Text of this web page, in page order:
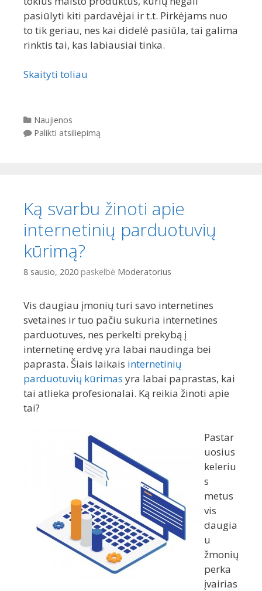
pasiūlyti kiti pardavėjai ir t.t. Pirkėjams nuo
to tik geriau, nes kai didelė pasiūla, tai galima
rinktis tai, kas labiausiai tinka.
Skaityti toliau
Kategorijos
Naujienos
Palikti atsiliepimą
Ką svarbu žinoti apie
internetinių parduotuvių
kūrimą?
8 sausio, 2020 paskelbė Moderatorius
Vis daugiau įmonių turi savo internetines
svetaines ir tuo pačiu sukuria internetines
parduotuves, nes perkelti prekybą į
internetinę erdvę yra labai naudinga bei
paprasta. Šiais laikais internetinių
parduotuvių kūrimas yra labai paprastas, kai
tai atlieka profesionalai. Ką reikia žinoti apie
tai?
Pastar
uosius
keleriu
s
metus
vis
daugia
u
žmonių
perka
įvairias